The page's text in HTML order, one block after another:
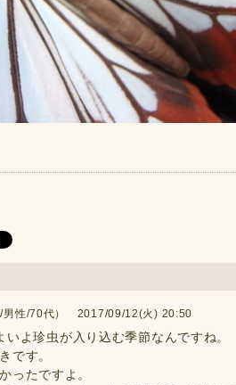
/男性/70代） 2017/09/12(火) 20:50
よ珍虫が入り込む季節なんですね。
です。
ったですよ。